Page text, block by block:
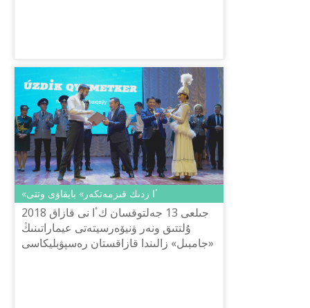
«ٴا زدىك قىزمەتكەر» بايقاۋى وتتى
2018 جىلعى 13 جەلتوقسان كٴا نى قازاق
ۇلتتىق ونەر ۋنيۆەرسيتەتى عيماراتىنىڭ
«جامبىل» زالىندا قازاقستان رەسپۋبليكاسى